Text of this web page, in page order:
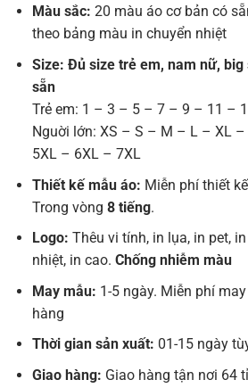
Màu sắc: 20 màu áo cơ bản có
theo bảng màu in chuyển nhiệt
Size: Đủ size trẻ em, nam nữ, big
sẵn
Trẻ em: 1 – 3 – 5 – 7 – 9 – 11 –
Nguời lớn: XS – S – M – L – XL
5XL – 6XL – 7XL
Thiết kế mẫu áo: Miễn phí thiết
Trong vòng 8 tiếng.
Logo: Thêu vi tính, in lụa, in pet,
nhiệt, in cao. Chống nhiễm màu
May mẫu: 1-5 ngày. Miễn phí
hàng
Thời gian sản xuất: 01-15 ngày
Giao hàng: Giao hàng tận nơi 64